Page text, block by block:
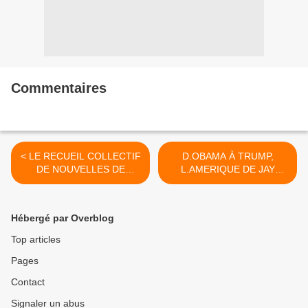
Commentaires
< LE RECUEIL COLLECTIF
DE NOUVELLES DE
L'ATELIER CARACTERE, A
D.OBAMA À TRUMP,
L.AMERIQUE DE JAY
MCINERNEY >
Hébergé par Overblog
Top articles
Pages
Contact
Signaler un abus